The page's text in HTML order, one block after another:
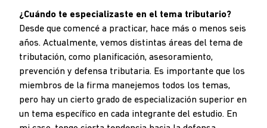
¿Cuándo te especializaste en el tema tributario?
Desde que comencé a practicar, hace más o menos seis
años. Actualmente, vemos distintas áreas del tema de
tributación, como planificación, asesoramiento,
prevención y defensa tributaria. Es importante que los
miembros de la firma manejemos todos los temas,
pero hay un cierto grado de especialización superior en
un tema específico en cada integrante del estudio. En